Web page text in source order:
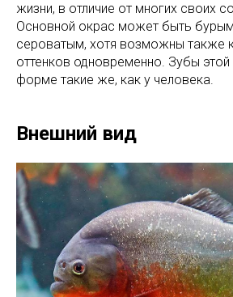
жизни, в отличие от многих своих
Основной окрас может быть
сероватым, хотя возможны также
оттенков одновременно. Зубы
форме такие же, как у человека.
Внешний вид